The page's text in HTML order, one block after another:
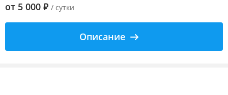
от 5 000 ₽ / сутки
Описание